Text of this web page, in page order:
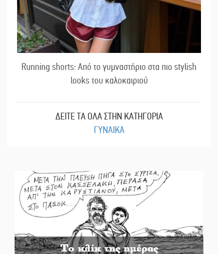
Running shorts: Από το γυμναστήριο στα πιο stylish
looks του καλοκαιριού
ΔΕΙΤΕ ΤΑ ΟΛΑ ΣΤΗΝ ΚΑΤΗΓΟΡΙΑ
ΓΥΝΑΙΚΑ
Το κλίκ της ημέρας